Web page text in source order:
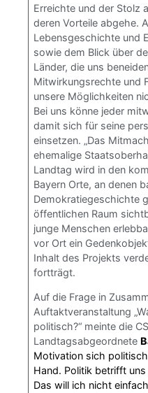
Erreichte und der Stolz
deren Vorteile abgehe.
Lebensgeschichte und
sowie dem Blick über
Länder, die uns
Mitwirkungsrechte und
unsere Möglichkeiten
Bei uns könne jeder
damit sich für seine
einsetzen. „Das
ehemalige
Landtag wird in den
Bayern Orte, an denen
Demokratiegeschichte
öffentlichen Raum
junge Menschen
vor Ort ein
Inhalt des Projekts
fortträgt.
Auf die Frage in
Auftaktveranstaltung
politisch?“ meinte die
Landtagsabgeordnete
Motivation sich
Hand. Politik betrifft
Das will ich nicht